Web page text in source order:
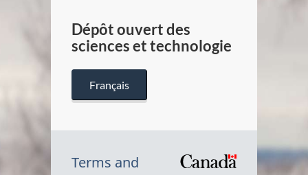
Dépôt ouvert des
sciences et technologie
Français
Terms and